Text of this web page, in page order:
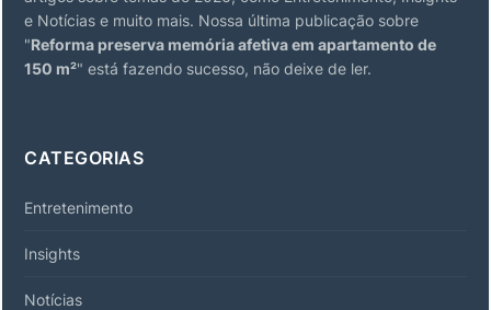
e Notícias e muito mais. Nossa última publicação sobre
"Reforma preserva memória afetiva em apartamento de
150 m²" está fazendo sucesso, não deixe de ler.
CATEGORIAS
Entretenimento
Insights
Notícias